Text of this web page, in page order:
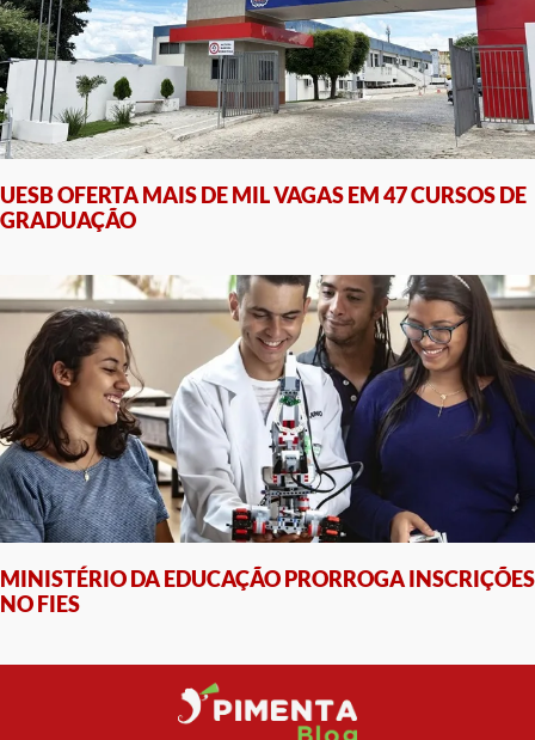
UESB OFERTA MAIS DE MIL VAGAS EM 47 CURSOS DE
GRADUAÇÃO
MINISTÉRIO DA EDUCAÇÃO PRORROGA INSCRIÇÕES
NO FIES